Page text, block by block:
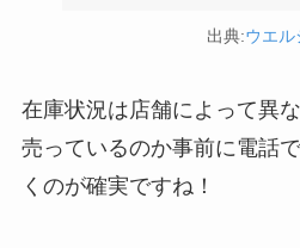
出典:ウエル
在庫状況は店舗によって異
売っているのか事前に電話
くのが確実ですね！